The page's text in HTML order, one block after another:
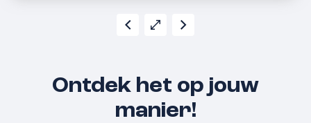
Ontdek het op jouw
manier!